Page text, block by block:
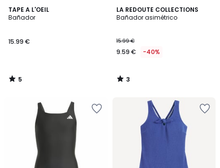
TAPE A L'OEIL
Bañador
15.99 €
5
/
5
/
LA REDOUTE COLLECTIONS
Bañador asimétrico
15.99 €
9.59 € -40%
3
/
3
/